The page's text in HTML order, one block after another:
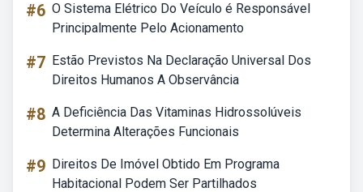
#6 O Sistema Elétrico Do Veículo é Responsável
Principalmente Pelo Acionamento
#7 Estão Previstos Na Declaração Universal Dos
Direitos Humanos A Observância
#8 A Deficiência Das Vitaminas Hidrossolúveis
Determina Alterações Funcionais
#9 Direitos De Imóvel Obtido Em Programa
Habitacional Podem Ser Partilhados